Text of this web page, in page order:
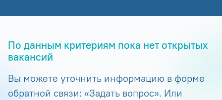
По данным критериям пока нет открытых
вакансий
Вы можете уточнить информацию в форме
обратной связи: «Задать вопрос». Или